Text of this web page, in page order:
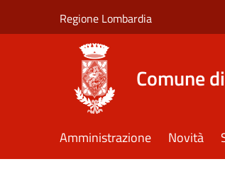
Regione Lombardia
Comune
Amministrazione Novità